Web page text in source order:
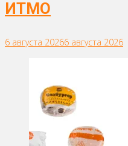
ИТМО
6 августа 20266 августа 2026